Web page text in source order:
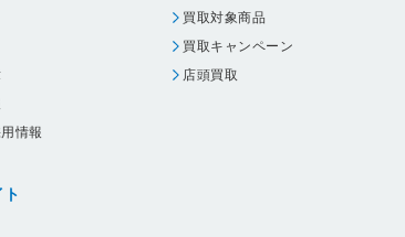
情報
買取対象商品
買取キャンペーン
店頭買取